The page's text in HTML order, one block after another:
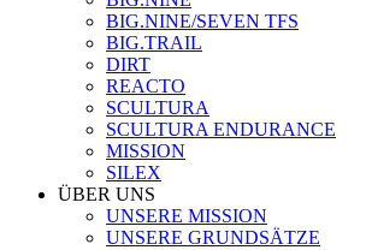
BIG.NINE/SEVEN TFS
BIG.TRAIL
DIRT
REACTO
SCULTURA
SCULTURA ENDURANCE
MISSION
SILEX
ÜBER UNS
UNSERE MISSION
UNSERE GRUNDSÄTZE